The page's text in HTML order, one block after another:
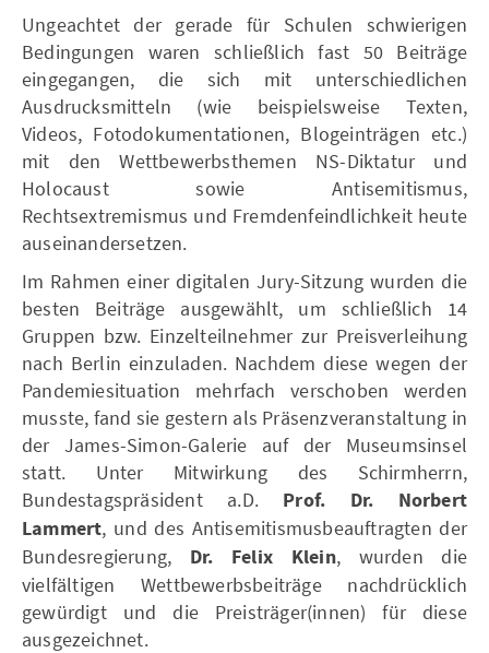
Ungeachtet der gerade für Schulen schwierigen
Bedingungen waren schließlich fast 50 Beiträge
eingegangen, die sich mit unterschiedlichen
Ausdrucksmitteln (wie beispielsweise Texten,
Videos, Fotodokumentationen, Blogeinträgen etc.)
mit den Wettbewerbsthemen NS-Diktatur und
Holocaust sowie Antisemitismus,
Rechtsextremismus und Fremdenfeindlichkeit heute
auseinandersetzen.
Im Rahmen einer digitalen Jury-Sitzung wurden die
besten Beiträge ausgewählt, um schließlich 14
Gruppen bzw. Einzelteilnehmer zur Preisverleihung
nach Berlin einzuladen. Nachdem diese wegen der
Pandemiesituation mehrfach verschoben werden
musste, fand sie gestern als Präsenzveranstaltung in
der James-Simon-Galerie auf der Museumsinsel
statt. Unter Mitwirkung des Schirmherrn,
Bundestagspräsident a.D. Prof. Dr. Norbert
Lammert, und des Antisemitismusbeauftragten der
Bundesregierung, Dr. Felix Klein, wurden die
vielfältigen Wettbewerbsbeiträge nachdrücklich
gewürdigt und die Preisträger(innen) für diese
ausgezeichnet.